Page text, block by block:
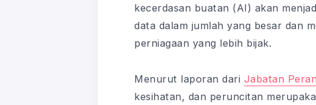
kecerdasan buatan (AI) akan
data dalam jumlah yang besar dan
perniagaan yang lebih bijak.
Menurut laporan dari Jabatan
kesihatan, dan peruncitan